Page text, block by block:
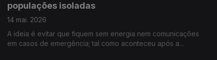
populações isoladas
14 mai. 2026
A ideia é evitar que fiquem sem energia nem comunicações
em casos de emergência; tal como aconteceu após a